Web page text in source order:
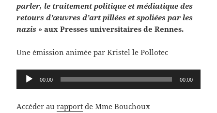
parler, le traitement politique et médiatique des
retours d’œuvres d’art pillées et spoliées par les
nazis » aux Presses universitaires de Rennes.
Une émission animée par Kristel le Pollotec
Lecteur
audio
00:00 00:00
Accéder aurapport de Mme Bouchoux